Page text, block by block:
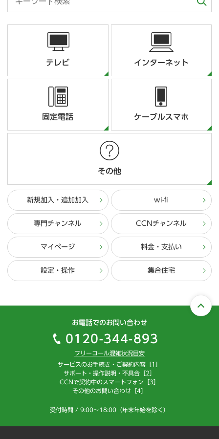
テレビ インターネット
固定電話 ケーブルスマホ
その他
新規加入・追加加入 wi-fi
専門チャンネル CCNチャンネル
マイページ 料金・支払い
設定・操作 集合住宅
お電話でのお問い合わせ
0120-344-893
フリーコール混雑状況目安
サービスのお手続き・ご契約内容［1］
サポート・操作説明・不具合［2］
CCNで契約中のスマートフォン［3］
その他のお問い合わせ［4］
受付時間 / 9:00～18:00（年末年始を除く）